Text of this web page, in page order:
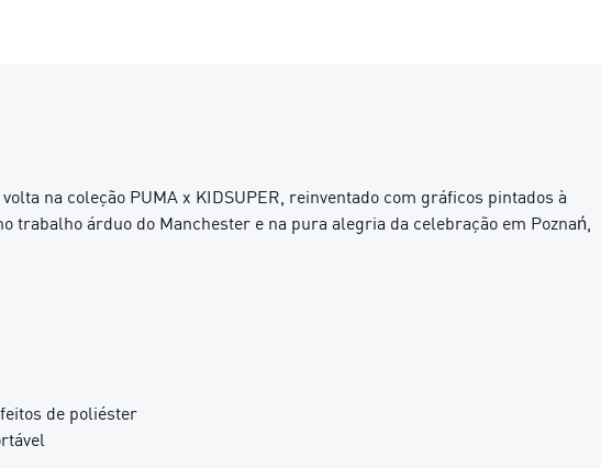
na coleção PUMA x KIDSUPER, reinventado com gráficos pintados à
trabalho árduo do Manchester e na pura alegria da celebração em Poznań,
de poliéster